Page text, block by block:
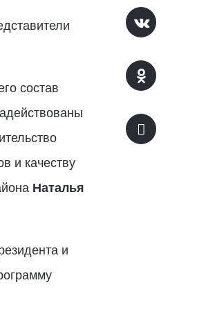
состав
и качеству
Наталья
и